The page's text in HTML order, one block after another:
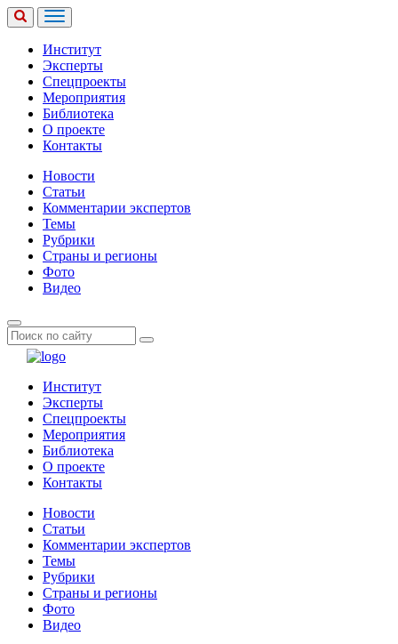
Институт
Эксперты
Спецпроекты
Мероприятия
Библиотека
О проекте
Контакты
Новости
Статьи
Комментарии экспертов
Темы
Рубрики
Страны и регионы
Фото
Видео
Институт
Эксперты
Спецпроекты
Мероприятия
Библиотека
О проекте
Контакты
Новости
Статьи
Комментарии экспертов
Темы
Рубрики
Страны и регионы
Фото
Видео